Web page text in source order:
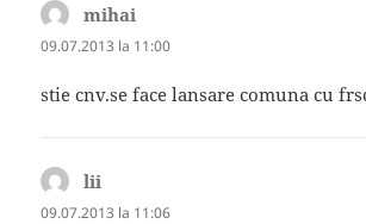
mihai
09.07.2013 la 11:00
stie cnv.se face lansare comuna cu
lii
09.07.2013 la 11:06